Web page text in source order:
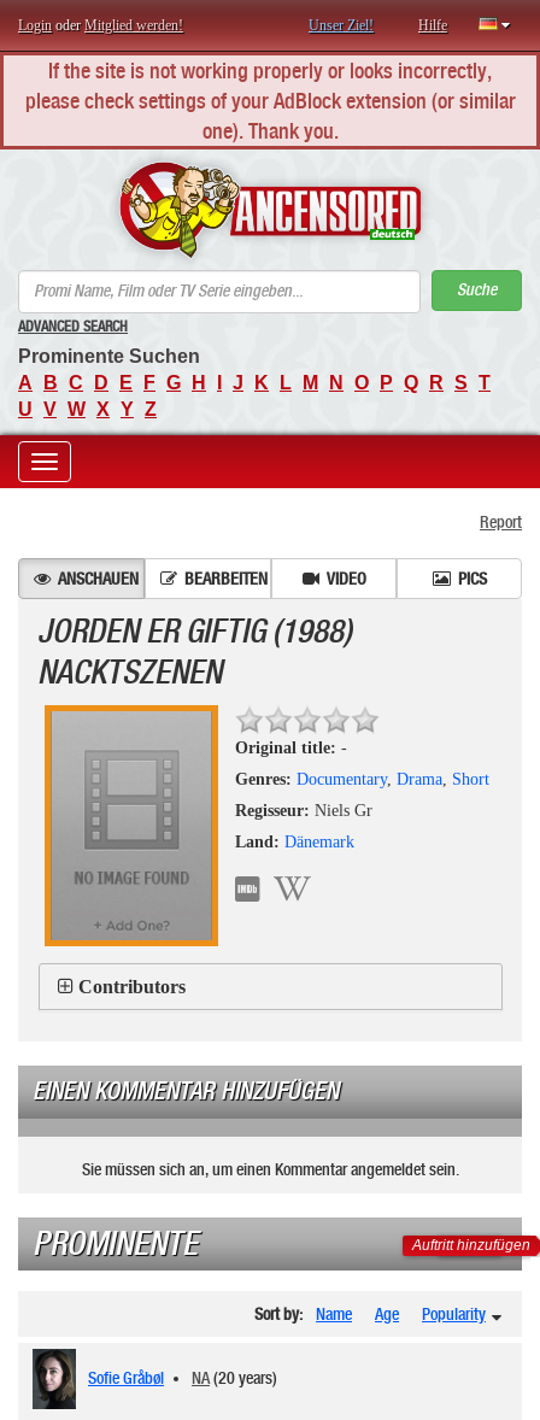
Login oderMitglied werden! Unser Ziel! Hilfe
If the site is not working properly or looks incorrectly,
please check settings of your AdBlock extension (or similar
one). Thank you.
Suche
ADVANCED SEARCH
Prominente Suchen
A
B C D E F G H J K L M N O P Q R S T
U V W X Y Z
Toggle
Report
ANSCHAUEN BEARBEITEN VIDEO PICS
JORDEN ER GIFTIG (1988)
NACKTSZENEN
Original title: -
Genres: Documentary, Drama, Short
Regisseur: Niels Gr
Land: Dänemark
Contributors
EINEN KOMMENTAR HINZUFÜGEN
Sie müssen sich an, um einen Kommentar angemeldet sein.
PROMINENTE Auftritt hinzufügen
Sort by: Name Age Popularity
Sofie Gråbøl NA(20 years)